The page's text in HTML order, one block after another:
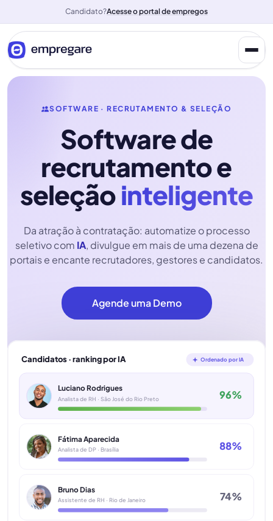
Candidato?Acesse o portal de empregos
SOFTWARE · RECRUTAMENTO & SELEÇÃO
Software de
recrutamento e
seleçãointeligente
Da atração à contratação: automatize o processo
seletivo com IA, divulgue em mais de uma dezena de
portais e encante recrutadores, gestores e candidatos.
Agende uma Demo
Candidatos · ranking por IA Ordenado por IA
Luciano Rodrigues
Analista de RH · São José do Rio Preto 96%
Fátima Aparecida
Analista de DP · Brasília 88%
Bruno Dias
Assistente de RH · Rio de Janeiro 74%